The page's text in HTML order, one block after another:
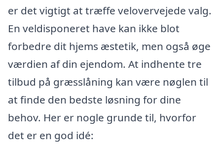
er det vigtigt at træffe velovervejede valg.
En veldisponeret have kan ikke blot
forbedre dit hjems æstetik, men også øge
værdien af din ejendom. At indhente tre
tilbud på græsslåning kan være nøglen til
at finde den bedste løsning for dine
behov. Her er nogle grunde til, hvorfor
det er en god idé: